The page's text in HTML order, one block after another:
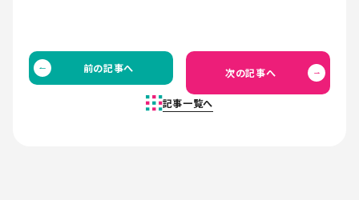
前の記事へ
記事一覧へ
次の記事へ